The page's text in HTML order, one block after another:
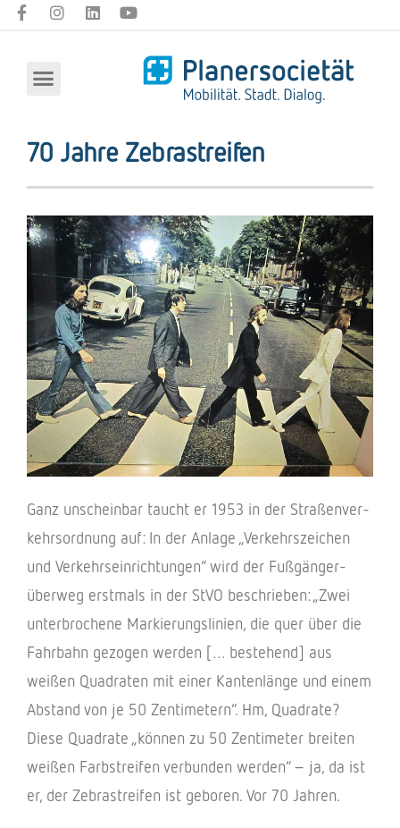
70 Jahre Zebrastreifen
Ganz unschein­bar taucht er 1953 in der Stra­ßen­ver­
kehrs­ord­nung auf: In der Anlage „Verkehrs­zei­chen
und Verkehrs­ein­rich­tun­gen“ wird der Fußgän­ger­
über­weg erst­mals in der StVO beschrie­ben: „Zwei
unter­bro­chene Markie­rungs­li­nien, die quer über die
Fahr­bahn gezo­gen werden [… bestehend] aus
weißen Quadra­ten mit einer Kanten­länge und einem
Abstand von je 50 Zenti­me­tern“. Hm, Quadrate?
Diese Quadrate „können zu 50 Zenti­me­ter brei­ten
weißen Farb­strei­fen verbun­den werden“ – ja, da ist
er, der Zebra­strei­fen ist gebo­ren. Vor 70 Jahren.